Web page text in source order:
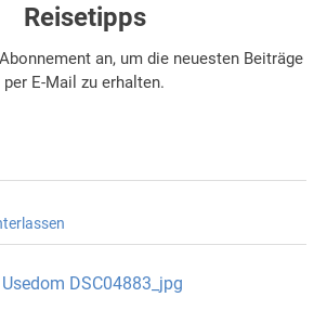
Reisetipps
an, um die neuesten Beiträge
per E-Mail zu erhalten.
DSC04883_jpg